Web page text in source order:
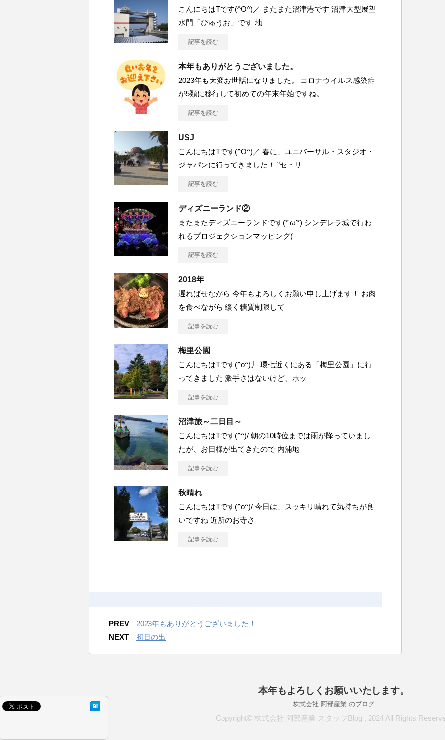
こんにちはTです(^O^)／ またまた沼津港です 沼津大型展望
水門「びゅうお」です 地
記事を読む
本年もありがとうございました。
2023年も大変お世話になりました。 コロナウイルス感染症
が5類に移行して初めての年末年始ですね。
記事を読む
USJ
こんにちはTです(^O^)／ 春に、ユニバーサル・スタジオ・
ジャパンに行ってきました！ ”セ・リ
記事を読む
ディズニーランド②
またまたディズニーランドです(*'ω'*) シンデレラ城で行わ
れるプロジェクションマッピング(
記事を読む
2018年
遅ればせながら 今年もよろしくお願い申し上げます！ お肉
を食べながら 緩く糖質制限して
記事を読む
梅里公園
こんにちはTです(^o^)丿 環七近くにある「梅里公園」に行
ってきました 派手さはないけど、ホッ
記事を読む
沼津旅～二日目～
こんにちはTです(^^)/ 朝の10時位までは雨が降っていまし
たが、お日様が出てきたので 内浦地
記事を読む
秋晴れ
こんにちはTです(^o^)/ 今日は、スッキリ晴れて気持ちが良
いですね 近所のお寺さ
記事を読む
PREV
2023年もありがとうございました！
NEXT
初日の出
本年もよろしくお願いいたします。
株式会社 阿部産業 のブログ
Copyright© 株式会社 阿部産業 スタッフBlog , 2024 All Rights